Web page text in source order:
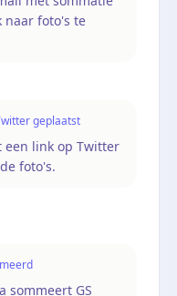
naar foto's te
geplaatst
een link op Twitter
foto's.
sommeert GS